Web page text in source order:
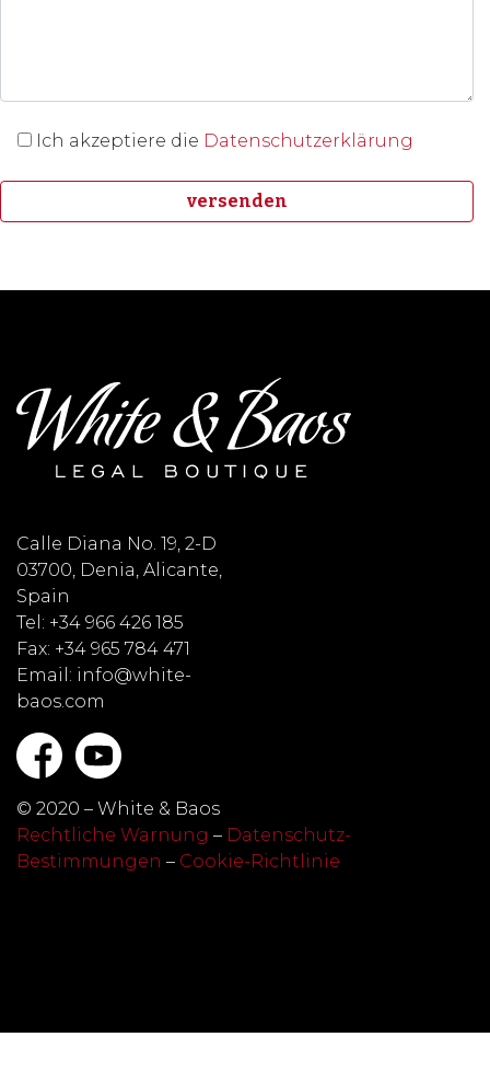
Ich akzeptiere die Datenschutzerklärung
Calle Diana No. 19, 2-D
03700, Denia, Alicante,
Spain
Tel: +34 966 426 185
Fax: +34 965 784 471
Email: info@white-
baos.com
© 2020 – White & Baos
Rechtliche Warnung – Datenschutz-
Bestimmungen – Cookie-Richtlinie